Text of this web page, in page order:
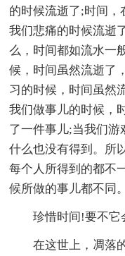
的时候流逝了;时间，
我们悲痛的时候流逝
么，时间都如流水一
候，时间虽然流逝了
习的时候，时间虽然
我们做事儿的时候，
了一件事儿;当我们游
什么也没有得到。所
每个人所得到的都不
候所做的事儿都不同。
珍惜时间!要不它
在这世上，凋落